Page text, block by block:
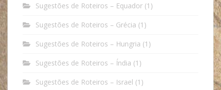
Sugestões de Roteiros – Equador (1)
Sugestões de Roteiros – Grécia (1)
Sugestões de Roteiros – Hungria (1)
Sugestões de Roteiros – Índia (1)
Sugestões de Roteiros – Israel (1)